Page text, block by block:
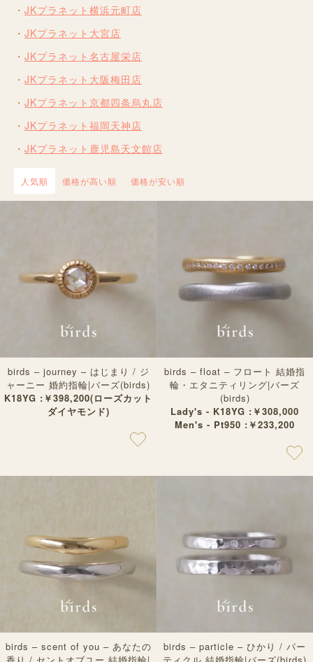
JKプラネット横浜元町店
JKプラネット大宮店
JKプラネット名古屋栄店
JKプラネット大阪梅田店
JKプラネット京都四条烏丸店
JKプラネット福岡天神店
JKプラネット鹿児島天文館店
人気順 価格が高い順 価格が安い順
birds – journey – はじまり / ジ
ャーニー 婚約指輪|バーズ(birds)
K18YG :￥398,200(ローズカット
ダイヤモンド)
birds – float – フロート 結婚指
輪・エタニティリング|バーズ
(birds)
Lady's - K18YG :￥308,000
Men's - Pt950 :￥233,200
birds – scent of you – あなたの
birds – particle – ひかり / パー